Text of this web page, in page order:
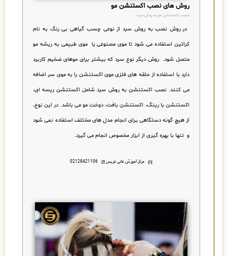
روش های نصب اکستنشن مو
نصب اکستنشن مو به روش سرد:
در روش نصب به روش سرد از نوعی چسب گیاهی بی رنگ به نام
کراتین استفاده می شود تا موی مصنوعی یا موی طبیعی به ریشه مو
متصل شود. روش دیگر نوع سرد که بیشتر برای موهای ضخیم کاربرد
دارد با استفاده از حلقه های فلزی موی اکستنشن را به موی سر اضافه
می کنند. نصب اکستنشن به روش سرد شامل اکستنشن ریسه ای،
اکستنشن با رینگ، اکستنشن بافت، دوخت مو می باشد. در این نوع،
از هیچ گونه دستگاهی برای انجام مدل های مختلف استفاده نمی شود
و تنها با بهره گیری از ابزار مخصوص انجام می گیرد.
مرکز آموزش عالی عریس 02128421106